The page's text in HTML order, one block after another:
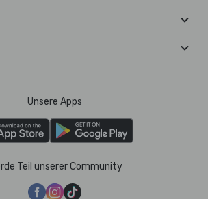
Unsere Apps
Teil unserer Community